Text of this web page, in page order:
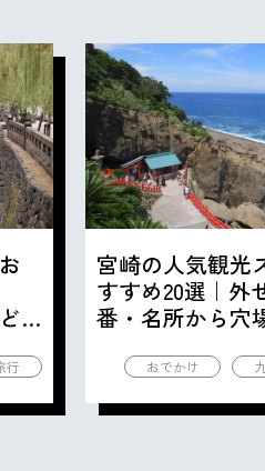
行
宮崎の人気観光
すすめ20選｜外
番・名所から穴
おでかけ